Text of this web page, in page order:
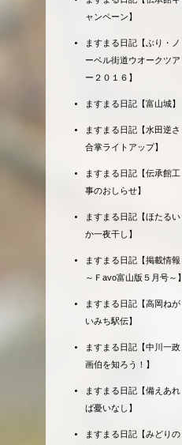
ャンペーン】
ますまる日記【ぶり・ノ
ーベル街道ウオークツア
ー２０１６】
ますまる日記【富山城】
ますまる日記【水田逆さ
合掌ライトアップ】
ますまる日記【伝承館工
事のおしらせ】
ますまる日記【ほたるい
か一夜干し】
ますまる日記【掲載情報
～Ｆavo富山版５月号～】
ますまる日記【高岡ねが
いみち駅伝】
ますまる日記【中川一政
画伯を知ろう！】
ますまる日記【備えあれ
ば憂いなし】
ますまる日記【みどりの